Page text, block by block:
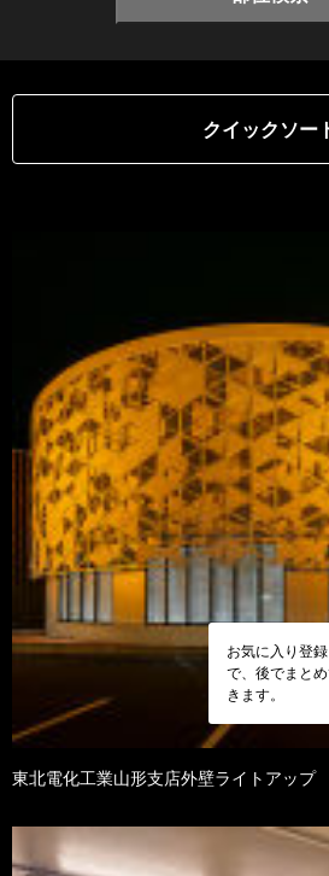
クイックソー
お気に入り登
で、後でまと
きます。
東北電化工業山形支店外壁ライトアップ